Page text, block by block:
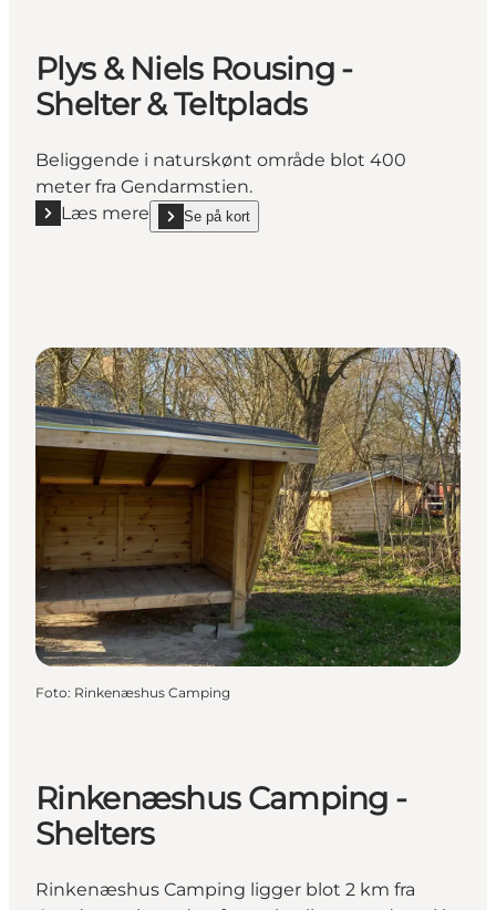
Plys & Niels Rousing -
Shelter & Teltplads
Beliggende i naturskønt område blot 400
meter fra Gendarmstien.
Læs mere
Læs mere "Plys & Niels Rousing - Shelter &
Se på kort
show Plys & Niels Rousing - Shelter & Teltplads
Foto: Rinkenæshus Camping
Rinkenæshus Camping -
Shelters
Rinkenæshus Camping ligger blot 2 km fra